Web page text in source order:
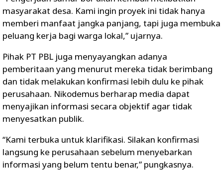
masyarakat desa. Kami ingin proyek ini tidak hanya
memberi manfaat jangka panjang, tapi juga membuka
peluang kerja bagi warga lokal,” ujarnya.
Pihak PT PBL juga menyayangkan adanya
pemberitaan yang menurut mereka tidak berimbang
dan tidak melakukan konfirmasi lebih dulu ke pihak
perusahaan. Nikodemus berharap media dapat
menyajikan informasi secara objektif agar tidak
menyesatkan publik.
“Kami terbuka untuk klarifikasi. Silakan konfirmasi
langsung ke perusahaan sebelum menyebarkan
informasi yang belum tentu benar,” pungkasnya.